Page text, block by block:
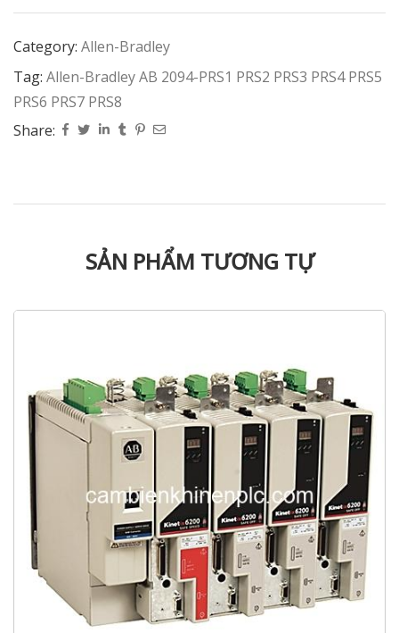
Category: Allen-Bradley
Tag: Allen-Bradley AB 2094-PRS1 PRS2 PRS3 PRS4 PRS5
PRS6 PRS7 PRS8
Share:
SẢN PHẨM TƯƠNG TỰ